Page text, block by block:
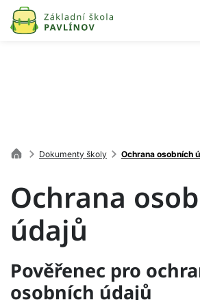
Dokumenty školy Ochrana osobních
Ochrana
údajů
Pověřenec pro
osobních údajů